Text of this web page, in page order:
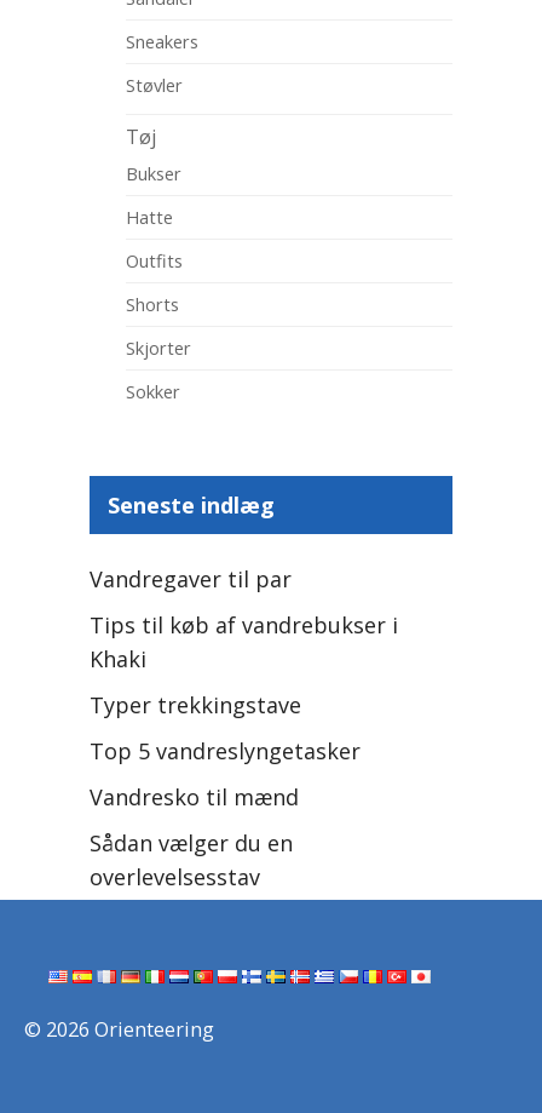
Sneakers
Støvler
Tøj
Bukser
Hatte
Outfits
Shorts
Skjorter
Sokker
Seneste indlæg
Vandregaver til par
Tips til køb af vandrebukser i
Khaki
Typer trekkingstave
Top 5 vandreslyngetasker
Vandresko til mænd
Sådan vælger du en
overlevelsesstav
© 2026 Orienteering